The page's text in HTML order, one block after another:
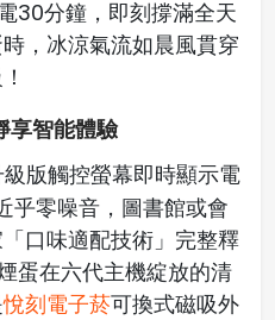
30分鐘，即刻撐滿全天
，冰涼氣流如晨風貫穿
享智能體驗
級版觸控螢幕即時顯示電
乎零噪音，圖書館或會
口味適配技術」完整釋
蛋在六代主機綻放的清
悅刻電子菸可換式磁吸外